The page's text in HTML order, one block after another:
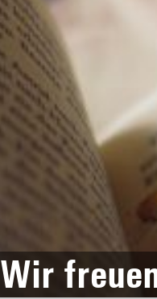
Wir